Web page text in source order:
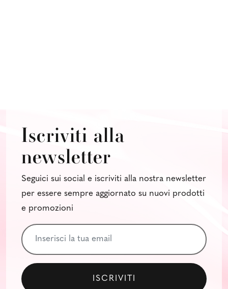
Iscriviti alla
newsletter
Seguici sui social e iscriviti alla nostra newsletter
per essere sempre aggiornato su nuovi prodotti
e promozioni